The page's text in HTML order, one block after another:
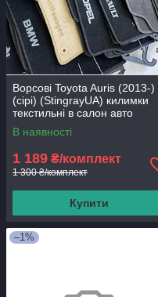
Ворсові Toyota Auris (2013-)
(сірі) (StingrayUA) килимки
текстильні в салон авто
В наявності
1 189 ₴/комплект
1 300 ₴/комплект
Купити
–1%